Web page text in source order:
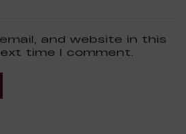
and website in this
time I comment.